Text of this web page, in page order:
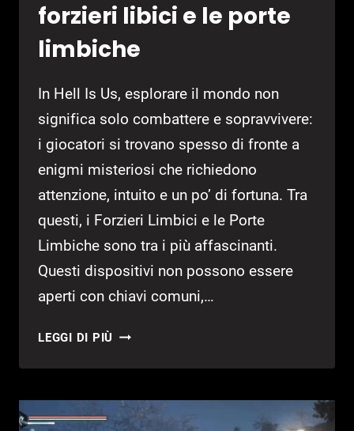
forzieri libici e le porte
limbiche
In Hell Is Us, esplorare il mondo non
significa solo combattere e sopravvivere:
i giocatori si trovano spesso di fronte a
enigmi misteriosi che richiedono
attenzione, intuito e un po’ di fortuna. Tra
questi, i Forzieri Limbici e le Porte
Limbiche sono tra i più affascinanti.
Questi dispositivi non possono essere
aperti con chiavi comuni,…
LEGGI DI PIÙ GUIDA